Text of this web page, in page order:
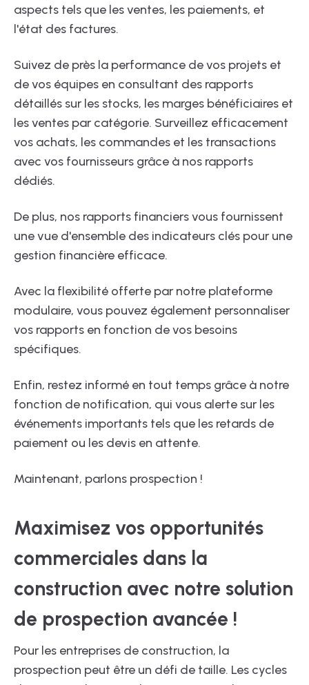
aspects tels que les ventes, les paiements, et
l'état des factures.
Suivez de près la performance de vos projets et
de vos équipes en consultant des rapports
détaillés sur les stocks, les marges bénéficiaires et
les ventes par catégorie. Surveillez efficacement
vos achats, les commandes et les transactions
avec vos fournisseurs grâce à nos rapports
dédiés.
De plus, nos rapports financiers vous fournissent
une vue d'ensemble des indicateurs clés pour une
gestion financière efficace.
Avec la flexibilité offerte par notre plateforme
modulaire, vous pouvez également personnaliser
vos rapports en fonction de vos besoins
spécifiques.
Enfin, restez informé en tout temps grâce à notre
fonction de notification, qui vous alerte sur les
événements importants tels que les retards de
paiement ou les devis en attente.
Maintenant, parlons prospection !
Maximisez vos opportunités
commerciales dans la
construction avec notre solution
de prospection avancée !
Pour les entreprises de construction, la
prospection peut être un défi de taille. Les cycles